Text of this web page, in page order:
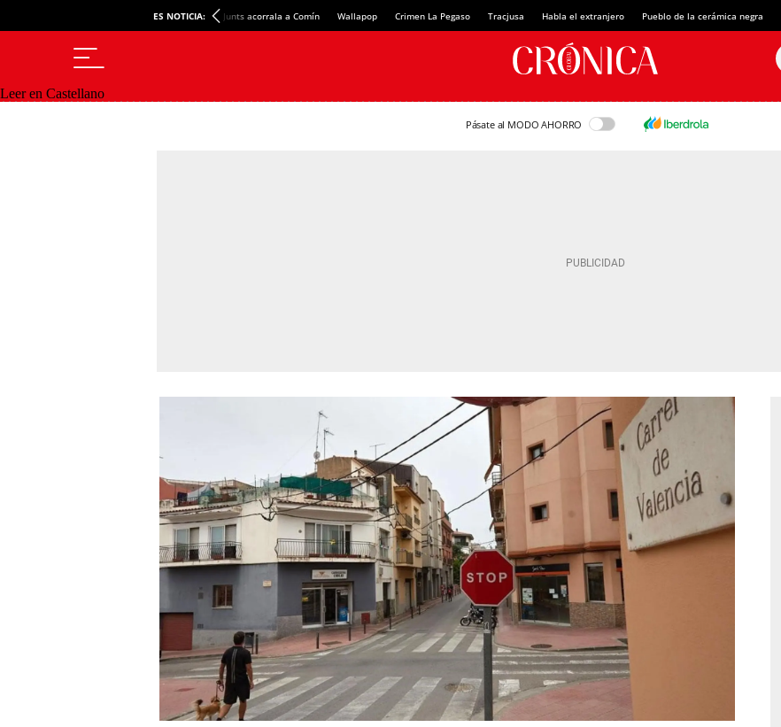
ES NOTICIA: Junts acorrala a Comín Wallapop Crimen La Pegaso Tracjusa Habla el extranjero Pueblo de la cerámica negra
Leer en Castellano
Pásate al MODO AHORRO